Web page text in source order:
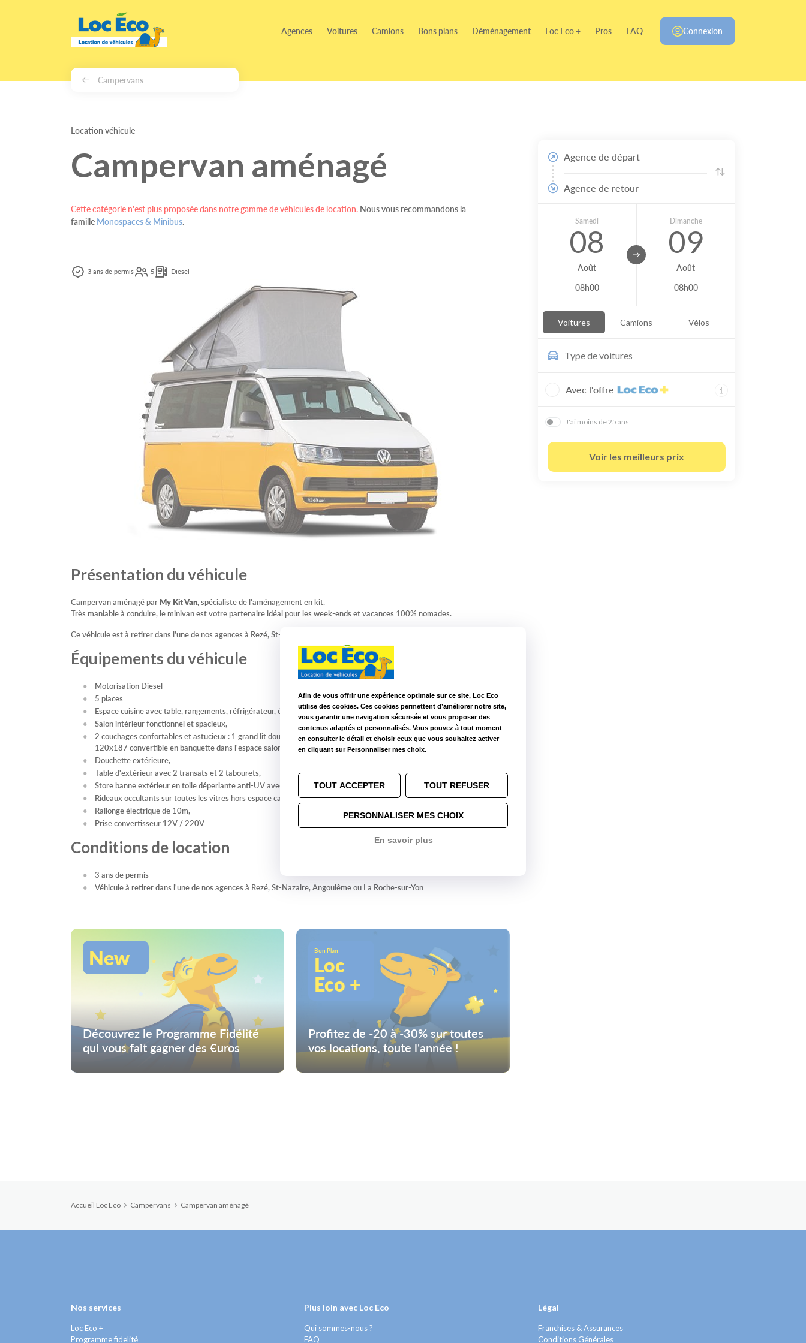
Agences Voitures Camions Bons plans Déménagement Loc Eco + Pros FAQ Connexion
Campervans
Location véhicule
Campervan aménagé
Cette catégorie n'est plus proposée dans notre gamme de véhicules de location. Nous vous recommandons la
famille Monospaces & Minibus.
3 ans de permis 5 Diesel
Présentation du véhicule
Campervan aménagé par My Kit Van,spécialiste de l'aménagement en kit.
Très maniable à conduire, le minivan est votre partenaire idéal pour les week-ends et vacances 100% nomades.
Ce véhicule est à retirer dans l'une de nos agences à Rezé, St-Nazaire, Angoulême ou La Roche-sur-Yon.
Équipements du véhicule
Motorisation Diesel
5 places
Espace cuisine avec table, rangements, réfrigérateur, évier, plaque de cuisson à gaz, vaisselle et ustensiles de cuisine,
Salon intérieur fonctionnel et spacieux,
2 couchages confortables et astucieux : 1 grand lit double de 125x192 dans le toit relevable et 1 second lit double de
120x187 convertible en banquette dans l'espace salon,
Douchette extérieure,
Table d'extérieur avec 2 transats et 2 tabourets,
Store banne extérieur en toile déperlante anti-UV avec ouverture jusqu'à 2.50m,
Rideaux occultants sur toutes les vitres hors espace cabine
Rallonge électrique de 10m,
Prise convertisseur 12V / 220V
Conditions de location
3 ans de permis
Véhicule à retirer dans l'une de nos agences à Rezé, St-Nazaire, Angoulême ou La Roche-sur-Yon
New
Découvrez le Programme Fidélité
qui vous fait gagner des €uros
Bon Plan
Loc
Eco +
Profitez de -20 à -30% sur toutes
vos locations, toute l'année !
Agence de départ
Agence de retour
Samedi
08
Août
08h00
Dimanche
09
Août
08h00
Voitures Camions Vélos
Type devoitures
Avec l'offre
J'ai moins de 25 ans
Voir les meilleurs prix
Accueil Loc Eco Campervans Campervan aménagé
Nos services
Loc Eco +
Programme fidelité
Plus loin avec Loc Eco
Qui sommes-nous ?
FAQ
Légal
Franchises & Assurances
Conditions Générales
Afin de vous offrir une expérience optimale sur ce site, Loc Eco
utilise des cookies. Ces cookies permettent d’améliorer notre site,
vous garantir une navigation sécurisée et vous proposer des
contenus adaptés et personnalisés. Vous pouvez à tout moment
en consulter le détail et choisir ceux que vous souhaitez activer
en cliquant sur Personnaliser mes choix.
TOUT ACCEPTER TOUT REFUSER
PERSONNALISER MES CHOIX
En savoir plus